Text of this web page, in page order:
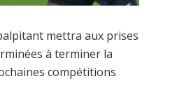
mettra aux prises
à terminer la
compétitions